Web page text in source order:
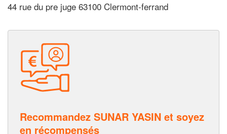
44 rue du pre juge 63100 Clermont-ferrand
Recommandez SUNAR YASIN et soyez
en récompensés